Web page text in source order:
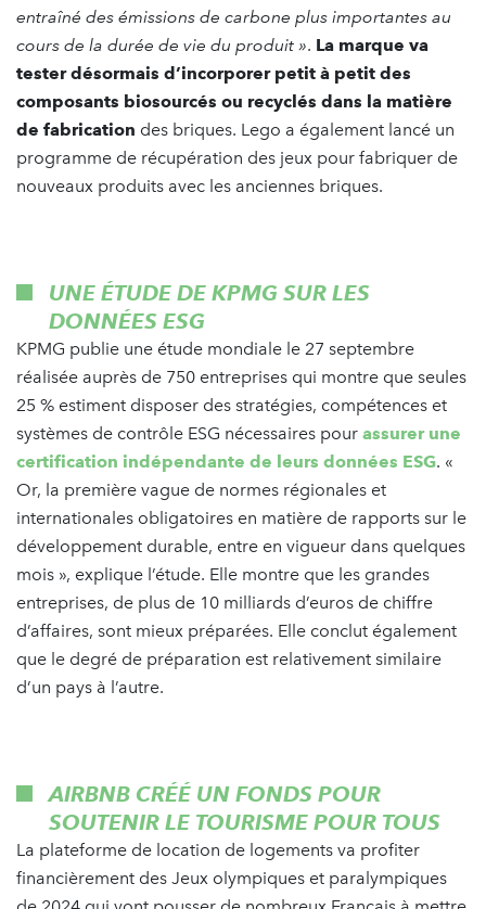
entraîné des émissions de carbone plus importantes au
cours de la durée de vie du produit ». La marque va
tester désormais d’incorporer petit à petit des
composants biosourcés ou recyclés dans la matière
de fabrication des briques. Lego a également lancé un
programme de récupération des jeux pour fabriquer de
nouveaux produits avec les anciennes briques.
UNE ÉTUDE DE KPMG SUR LES
DONNÉES ESG
KPMG publie une étude mondiale le 27 septembre
réalisée auprès de 750 entreprises qui montre que seules
25 % estiment disposer des stratégies, compétences et
systèmes de contrôle ESG nécessaires pour assurer une
certification indépendante de leurs données ESG. «
Or, la première vague de normes régionales et
internationales obligatoires en matière de rapports sur le
développement durable, entre en vigueur dans quelques
mois », explique l’étude. Elle montre que les grandes
entreprises, de plus de 10 milliards d’euros de chiffre
d’affaires, sont mieux préparées. Elle conclut également
que le degré de préparation est relativement similaire
d’un pays à l’autre.
AIRBNB CRÉÉ UN FONDS POUR
SOUTENIR LE TOURISME POUR TOUS
La plateforme de location de logements va profiter
financièrement des Jeux olympiques et paralympiques